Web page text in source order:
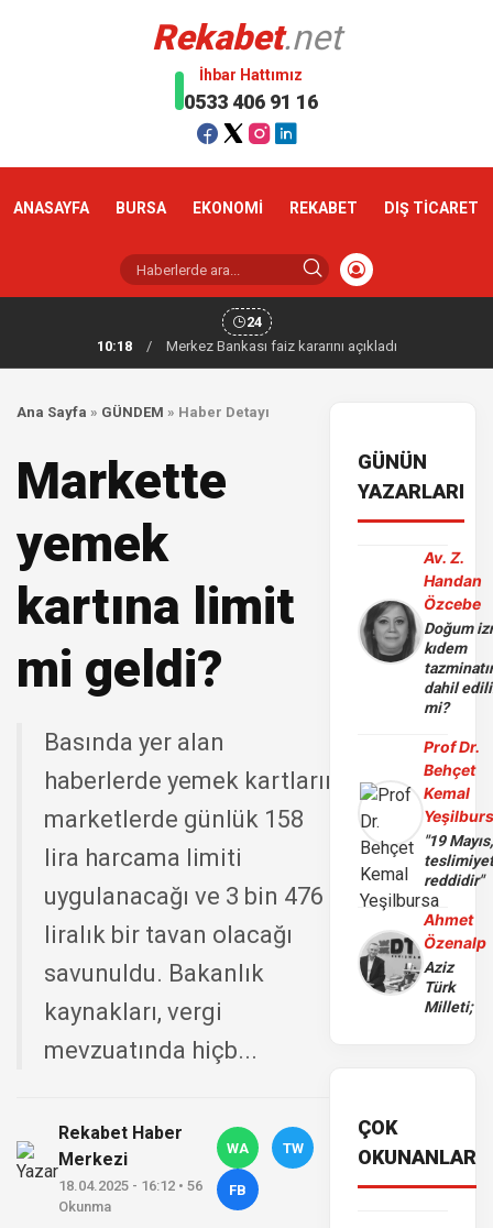
Rekabet.net
İhbar Hattımız
0533 406 91 16
ANASAYFA BURSA EKONOMİ REKABET DIŞ TİCARET
24
10:18
/ Merkez Bankası faiz kararını açıkladı
Ana Sayfa » GÜNDEM » Haber Detayı
Markette
yemek
kartına limit
mi geldi?
Basında yer alan
haberlerde yemek kartlarına
marketlerde günlük 158
lira harcama limiti
uygulanacağı ve 3 bin 476
liralık bir tavan olacağı
savunuldu. Bakanlık
kaynakları, vergi
mevzuatında hiçb...
Rekabet Haber
Merkezi
18.04.2025 - 16:12 • 56
Okunma
WA TW
FB
GÜNÜN
YAZARLARI
Av. Z.
Handan
Özcebe
Doğum
kıdem
dahil
mi?
Prof Dr.
Behçet
Kemal
"19 Mayıs,
reddidir"
Ahmet
Özenalp
Aziz
Türk
Milleti;
ÇOK
OKUNANLAR